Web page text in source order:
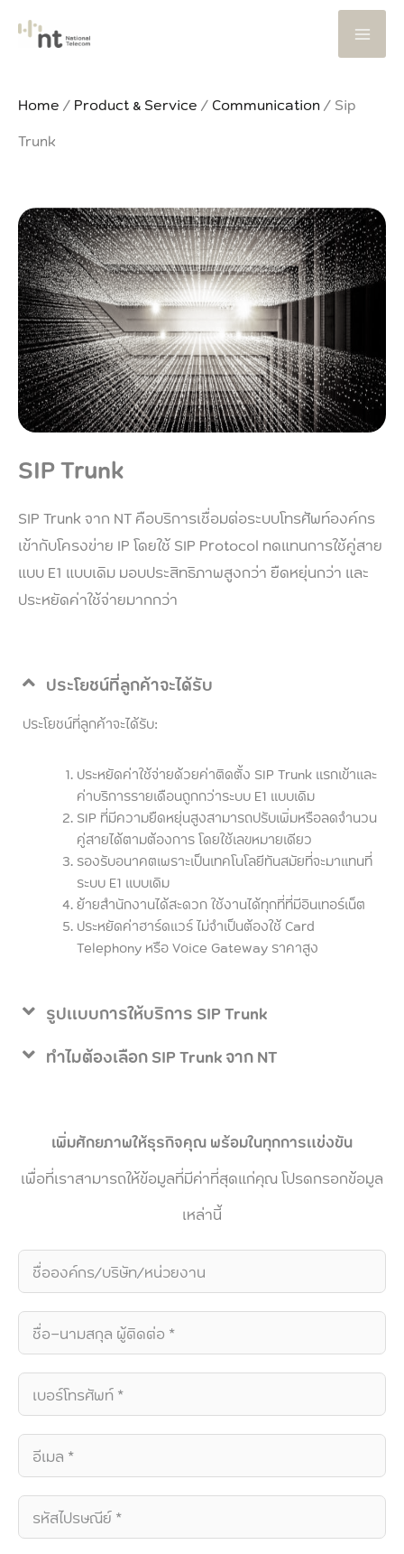
Skip
Home / Product & Service / Communication/ Sip
Trunk
SIP Trunk
SIP Trunk จาก NT คือบริการเชื่อมต่อระบบโทรศัพท์องค์กร
เข้ากับโครงข่าย IP โดยใช้ SIP Protocol ทดแทนการใช้คู่สาย
แบบ E1 แบบเดิม มอบประสิทธิภาพสูงกว่า ยืดหยุ่นกว่า และ
ประหยัดค่าใช้จ่ายมากกว่า
ประโยชน์ที่ลูกค้าจะได้รับ
ประโยชน์ที่ลูกค้าจะได้รับ:
ประหยัดค่าใช้จ่ายด้วยค่าติดตั้ง SIP Trunk แรกเข้าและ
ค่าบริการรายเดือนถูกกว่าระบบ E1 แบบเดิม
SIP ที่มีความยืดหยุ่นสูงสามารถปรับเพิ่มหรือลดจำนวน
คู่สายได้ตามต้องการ โดยใช้เลขหมายเดียว
รองรับอนาคตเพราะเป็นเทคโนโลยีทันสมัยที่จะมาแทนที่
ระบบ E1 แบบเดิม
ย้ายสำนักงานได้สะดวก ใช้งานได้ทุกที่ที่มีอินเทอร์เน็ต
ประหยัดค่าฮาร์ดแวร์ ไม่จำเป็นต้องใช้ Card
Telephony หรือ Voice Gateway ราคาสูง
รูปแบบการให้บริการ SIP Trunk​
ทำไมต้องเลือก SIP Trunk​ จาก NT
เพิ่มศักยภาพให้ธุรกิจคุณ พร้อมในทุกการแข่งขัน
เพื่อที่เราสามารถให้ข้อมูลที่มีค่าที่สุดแก่คุณ โปรดกรอกข้อมูล
เหล่านี้